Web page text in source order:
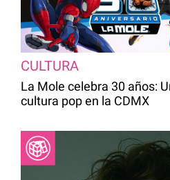
CULTURA
La Mole celebra 30 años:
cultura pop en la CDMX